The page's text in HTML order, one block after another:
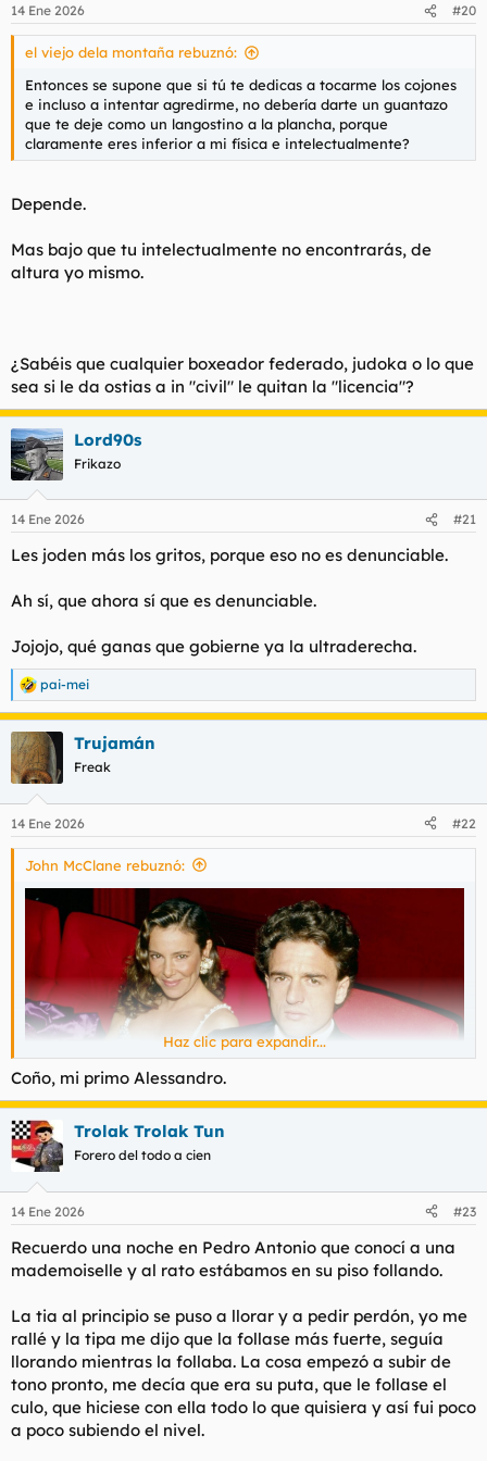
14 Ene 2026 #20
el viejo dela montaña rebuznó:
Entonces se supone que si tú te dedicas a tocarme los cojones
e incluso a intentar agredirme, no debería darte un guantazo
que te deje como un langostino a la plancha, porque
claramente eres inferior a mi física e intelectualmente?
Depende.
Mas bajo que tu intelectualmente no encontrarás, de
altura yo mismo.
¿Sabéis que cualquier boxeador federado, judoka o lo que
sea si le da ostias a in "civil" le quitan la "licencia"?
Lord90s
Frikazo
14 Ene 2026 #21
Les joden más los gritos, porque eso no es denunciable.
Ah sí, que ahora sí que es denunciable.
Jojojo, qué ganas que gobierne ya la ultraderecha.
R
e
a
c
c
i
e
s
pai-mei
Trujamán
Freak
14 Ene 2026 #22
John McClane rebuznó:
Haz clic para expandir...
Coño, mi primo Alessandro.
Trolak Trolak Tun
Forero del todo a cien
14 Ene 2026 #23
Recuerdo una noche en Pedro Antonio que conocí a una
mademoiselle y al rato estábamos en su piso follando.
La tia al principio se puso a llorar y a pedir perdón, yo me
rallé y la tipa me dijo que la follase más fuerte, seguía
llorando mientras la follaba. La cosa empezó a subir de
tono pronto, me decía que era su puta, que le follase el
culo, que hiciese con ella todo lo que quisiera y así fui poco
a poco subiendo el nivel.